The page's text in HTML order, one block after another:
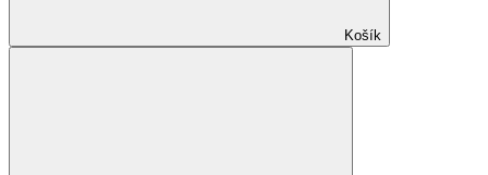
Košík